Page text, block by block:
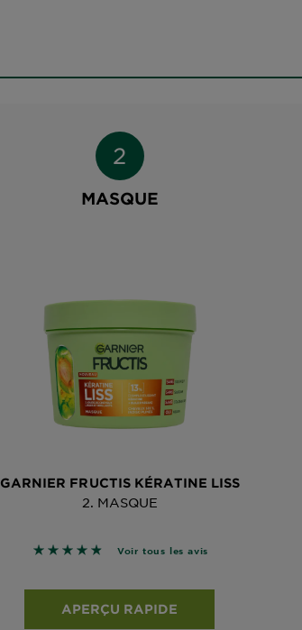
MASQUE
GARNIER FRUCTIS KÉRATINE LISS
2. MASQUE
4.8561 sur 5 étoiles basé sur les avis
Voir tous les avis
APERÇU RAPIDE